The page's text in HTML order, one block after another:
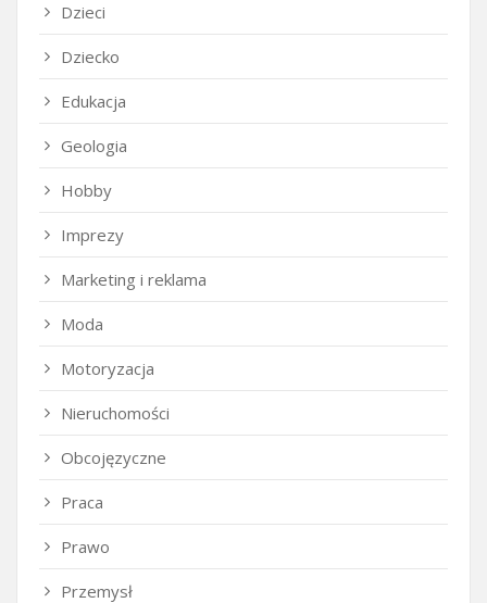
Dzieci
Dziecko
Edukacja
Geologia
Hobby
Imprezy
Marketing i reklama
Moda
Motoryzacja
Nieruchomości
Obcojęzyczne
Praca
Prawo
Przemysł